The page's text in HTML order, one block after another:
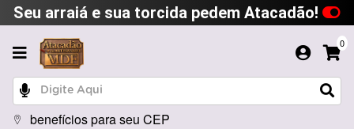
Seu arraiá e sua torcida pedem Atacadão!
0
benefícios para seu CEP